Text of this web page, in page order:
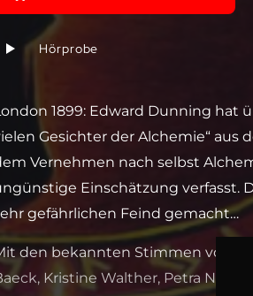
Hörprobe
1899: Edward Dunning hat
Gesichter der Alchemie“ aus
Vernehmen nach selbst
Einschätzung verfasst.
gefährlichen Feind gemacht…
den bekannten Stimmen von
Kristine Walther, Petra